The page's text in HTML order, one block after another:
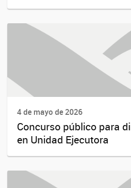
4 de mayo de 2026
Concurso público para
en Unidad Ejecutora